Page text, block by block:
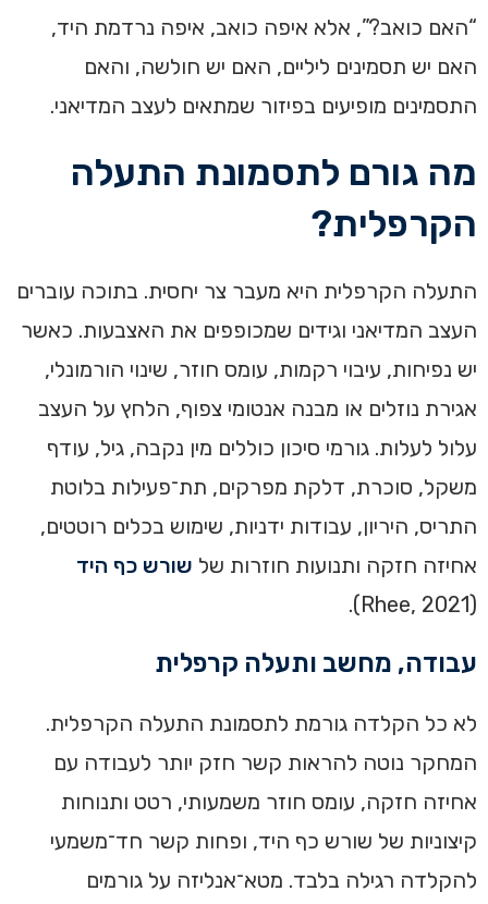
“האם כואב?”, אלא איפה כואב, איפה נרדמת היד,
האם יש תסמינים ליליים, האם יש חולשה, והאם
התסמינים מופיעים בפיזור שמתאים לעצב המדיאני.
מה גורם לתסמונת התעלה
הקרפלית?
התעלה הקרפלית היא מעבר צר יחסית. בתוכה עוברים
העצב המדיאני וגידים שמכופפים את האצבעות. כאשר
יש נפיחות, עיבוי רקמות, עומס חוזר, שינוי הורמונלי,
אגירת נוזלים או מבנה אנטומי צפוף, הלחץ על העצב
עלול לעלות. גורמי סיכון כוללים מין נקבה, גיל, עודף
משקל, סוכרת, דלקת מפרקים, תת־פעילות בלוטת
התריס, היריון, עבודות ידניות, שימוש בכלים רוטטים,
אחיזה חזקה ותנועות חוזרות של שורש כף היד
(Rhee, 2021).
עבודה, מחשב ותעלה קרפלית
לא כל הקלדה גורמת לתסמונת התעלה הקרפלית.
המחקר נוטה להראות קשר חזק יותר לעבודה עם
אחיזה חזקה, עומס חוזר משמעותי, רטט ותנוחות
קיצוניות של שורש כף היד, ופחות קשר חד־משמעי
להקלדה רגילה בלבד. מטא־אנליזה על גורמים